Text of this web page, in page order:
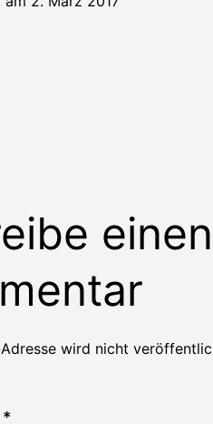
einen
wird nicht
*